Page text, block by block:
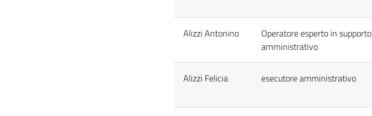
Alizzi Antonino
Operatore esperto in supporto
amministrativo
Alizzi Felicia esecutore amministrativo